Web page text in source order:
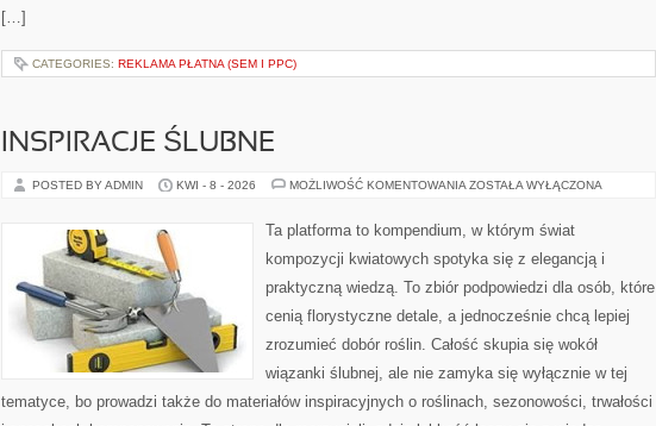
[…]
CATEGORIES: REKLAMA PŁATNA (SEM I PPC)
INSPIRACJE ŚLUBNE
POSTED BY ADMIN KWI - 8 - 2026 MOŻLIWOŚĆ KOMENTOWANIA INSPIRACJE
ZOSTAŁA WYŁĄCZONA
Ta platforma to kompendium, w którym świat
kompozycji kwiatowych spotyka się z elegancją i
praktyczną wiedzą. To zbiór podpowiedzi dla osób, które
cenią florystyczne detale, a jednocześnie chcą lepiej
zrozumieć dobór roślin. Całość skupia się wokół
wiązanki ślubnej, ale nie zamyka się wyłącznie w tej
tematyce, bo prowadzi także do materiałów inspiracyjnych o roślinach, sezonowości, trwałości